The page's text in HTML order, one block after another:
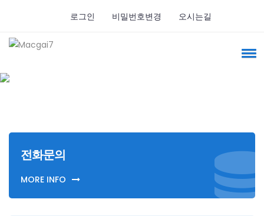
로그인 비밀번호변경 오시는길
전화문의
MORE INFO